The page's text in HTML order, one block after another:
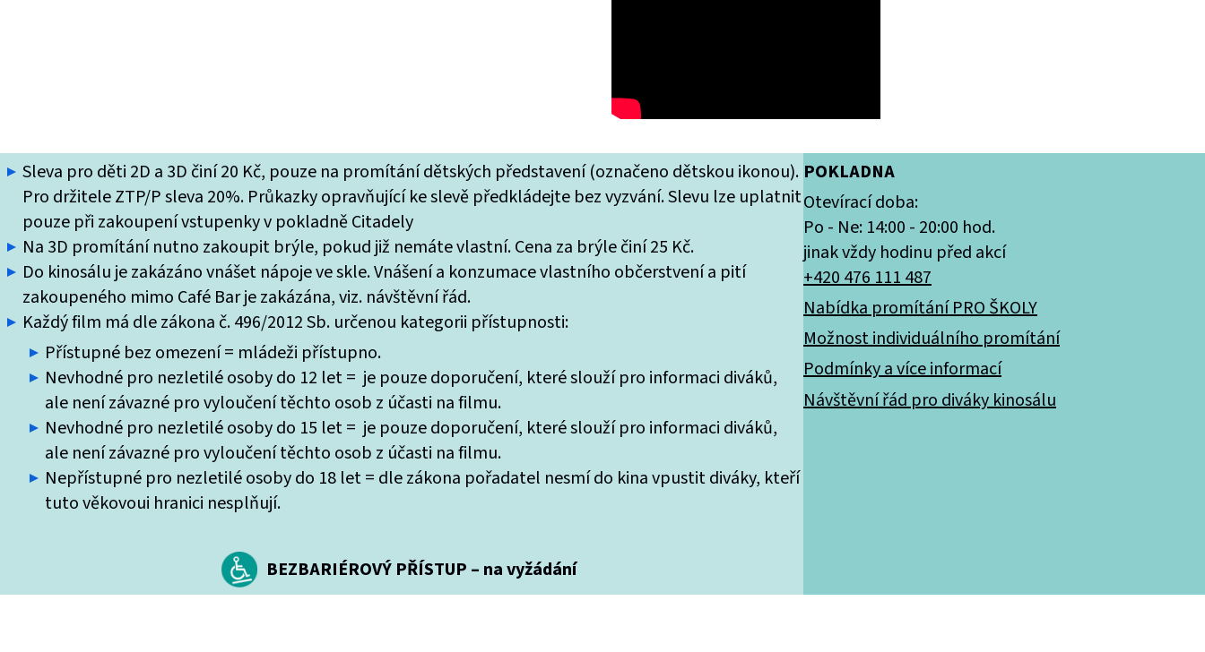
Sleva pro děti 2D a 3D činí 20 Kč, pouze na promítání dětských představení (označeno dětskou ikonou).
Pro držitele ZTP/P sleva 20%. Průkazky opravňující ke slevě předkládejte bez vyzvání. Slevu lze uplatnit
pouze při zakoupení vstupenky v pokladně Citadely
Na 3D promítání nutno zakoupit brýle, pokud již nemáte vlastní. Cena za brýle činí 25 Kč.
Do kinosálu je zakázáno vnášet nápoje ve skle. Vnášení a konzumace vlastního občerstvení a pití
zakoupeného mimo Café Bar je zakázána, viz. návštěvní řád.
Každý film má dle zákona č. 496/2012 Sb. určenou kategorii přístupnosti:
Přístupné bez omezení = mládeži přístupno.
Nevhodné pro nezletilé osoby do 12 let = je pouze doporučení, které slouží pro informaci diváků,
ale není závazné pro vyloučení těchto osob z účasti na filmu.
Nevhodné pro nezletilé osoby do 15 let = je pouze doporučení, které slouží pro informaci diváků,
ale není závazné pro vyloučení těchto osob z účasti na filmu.
Nepřístupné pro nezletilé osoby do 18 let = dle zákona pořadatel nesmí do kina vpustit diváky, kteří
tuto věkovoui hranici nesplňují.
BEZBARIÉROVÝ PŘÍSTUP – na vyžádání
POKLADNA
Otevírací doba:
Po - Ne: 14:00 - 20:00 hod.
jinak vždy hodinu před akcí
+420 476 111 487
Nabídka promítání PRO ŠKOLY
Možnost individuálního promítání
Podmínky a více informací
Návštěvní řád pro diváky kinosálu